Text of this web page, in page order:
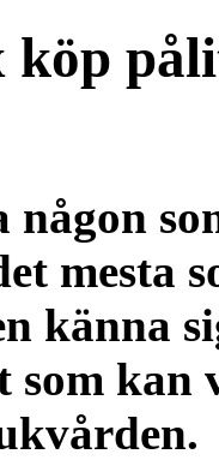
köp
någon
mesta
känna
kan